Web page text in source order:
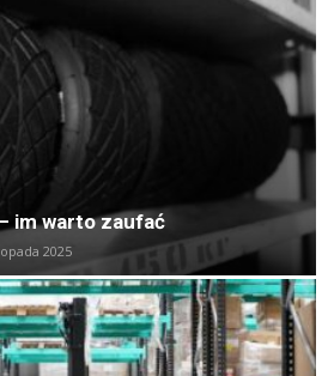
im warto zaufać
2025